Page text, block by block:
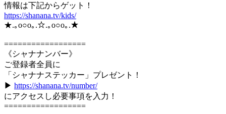
情報は下記からゲット！
https://shanana.tv/kids/
★.｡o○o｡.☆.｡o○o｡.★
==================
《シャナナンバー》
ご登録者全員に
「シャナナステッカー」プレゼント！
▶ https://shanana.tv/number/
にアクセスし必要事項を入力！
==================